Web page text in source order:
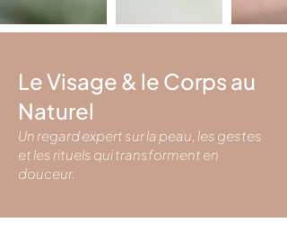
Le Visage & le Corps au
Naturel
Un regard expert sur la peau, les gestes
et les rituels qui transforment en
douceur.